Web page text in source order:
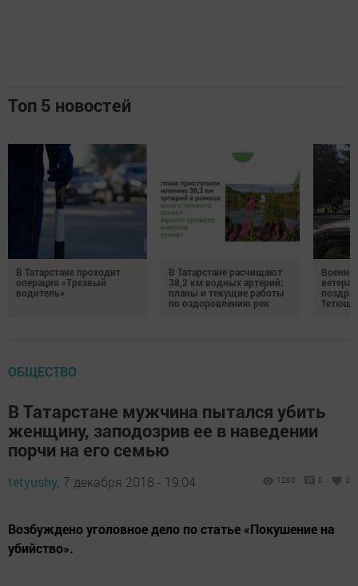
Топ 5 новостей
В Татарстане проходит
операция «Трезвый
водитель»
В Татарстане расчищают
38,2 км водных артерий:
планы и текущие работы
по оздоровлению рек
ОБЩЕСТВО
В Татарстане мужчина пытался убить
женщину, заподозрив ее в наведении
порчи на его семью
tetyushy, 7 декабря 2018 - 19:04 1280 0 3
Возбуждено уголовное дело по статье «Покушение на
убийство».